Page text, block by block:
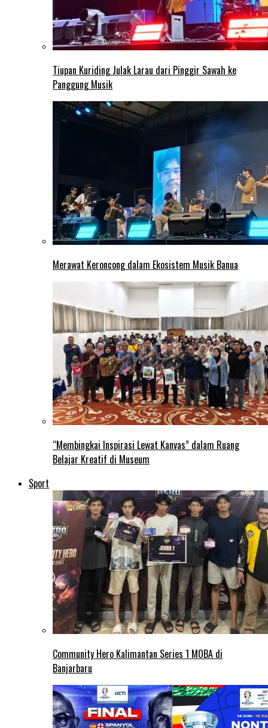
Tiupan Kuriding Julak Larau dari Pinggir Sawah ke
Panggung Musik
Merawat Keroncong dalam Ekosistem Musik Banua
“Membingkai Inspirasi Lewat Kanvas” dalam Ruang
Belajar Kreatif di Museum
Sport
Community Hero Kalimantan Series 1 MOBA di
Banjarbaru